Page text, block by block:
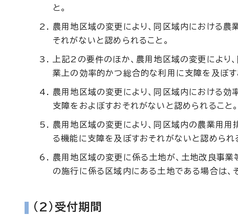
と。
農用地区域の変更により、同区域内における
それがないと認められること。
上記2の要件のほか、農用地区域の変更により
業上の効率的かつ総合的な利用に支障を及ぼす
農用地区域の変更により、同区域内における
支障をおよぼすおそれがないと認められること。
農用地区域の変更により、同区域内の農業用
る機能に支障を及ぼすおそれがないと認められ
農用地区域の変更に係る土地が、土地改良事
の施行に係る区域内にある土地である場合は、
(2)受付期間